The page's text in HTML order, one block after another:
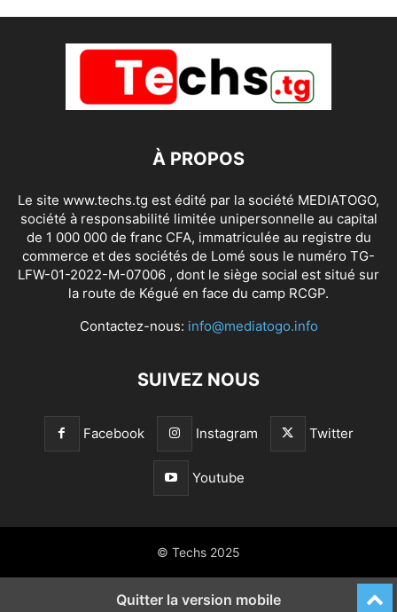
À PROPOS
Le site www.techs.tg est édité par la société MEDIATOGO,
société à responsabilité limitée unipersonnelle au capital
de 1 000 000 de franc CFA, immatriculée au registre du
commerce et des sociétés de Lomé sous le numéro TG-
LFW-01-2022-M-07006 , dont le siège social est situé sur
la route de Kégué en face du camp RCGP.
Contactez-nous: info@mediatogo.info
SUIVEZ NOUS
Facebook Instagram Twitter
Youtube
© Techs 2025
Quitter la version mobile